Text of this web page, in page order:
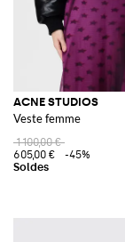
ACNE STUDIOS
Veste femme
1 100,00 €
605,00 €
-45%